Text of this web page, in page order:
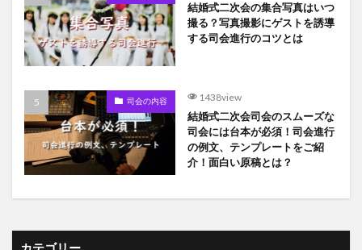
結婚式二次会の集合写真はいつ
撮る？写真撮影にゲストを誘導
する司会進行のコツとは
司会の内容 1438view
結婚式二次会司会のスムーズな
司会には台本が必須！司会進行
の例文、テンプレートをご紹
介！面白い原稿とは？